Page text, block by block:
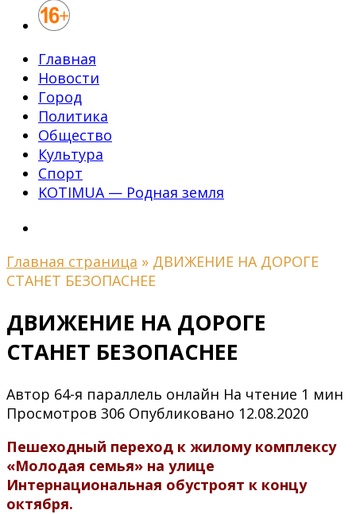
Главная
Новости
Город
Политика
Общество
Культура
Спорт
KOTIMUA — Родная земля
Главная страница » ДВИЖЕНИЕ НА ДОРОГЕ
СТАНЕТ БЕЗОПАСНЕЕ
ДВИЖЕНИЕ НА ДОРОГЕ
СТАНЕТ БЕЗОПАСНЕЕ
Автор 64-я параллель онлайн На чтение 1 мин
Просмотров 306 Опубликовано 12.08.2020
Пешеходный переход к жилому комплексу
«Молодая семья» на улице
Интернациональная обустроят к концу
октября.